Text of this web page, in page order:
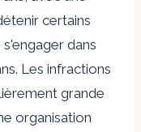
certains
dans
Les infractions
grande
organisation